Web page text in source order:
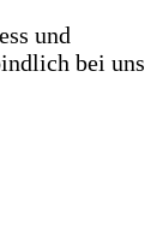
und
bei uns